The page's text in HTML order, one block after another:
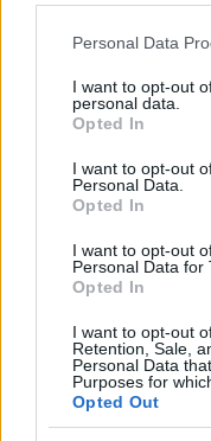
Please note that this
not limited to your visit
grant or deny consent
use your data for
consent section.
Personal Data
I want to opt-out
personal data.
Opted In
I want to opt-out
Personal Data.
Opted In
I want to opt-out
Personal Data for
Opted In
I want to opt-out
Retention, Sale,
Personal Data
Purposes for
Opted Out
Ilaria
Dall'Ara
coordina
sul campo
partita